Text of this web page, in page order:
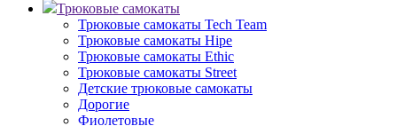
Трюковые самокаты
Трюковые самокаты Tech Team
Трюковые самокаты Hipe
Трюковые самокаты Ethic
Трюковые самокаты Street
Детские трюковые самокаты
Дорогие
Фиолетовые